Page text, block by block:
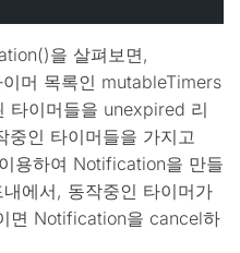
을 살펴보면,
머 목록인 mutableTimers
타이머들을 unexpired 리
중인 타이머들을 가지고
용하여 Notification을 만들
에서, 동작중인 타이머가
면 Notification을 cancel하